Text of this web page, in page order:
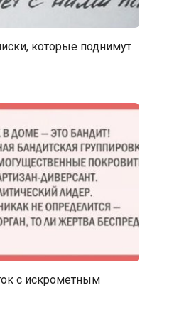
которые поднимут
с искрометным